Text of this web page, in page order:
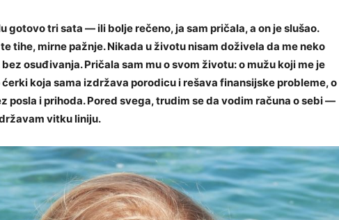
gotovo tri sata — ili bolje rečeno, ja sam pričala, a on je slušao.
tihe, mirne pažnje. Nikada u životu nisam doživela da me neko
osuđivanja. Pričala sam mu o svom životu: o mužu koji me je
koja sama izdržava porodicu i rešava finansijske probleme, o
posla i prihoda. Pored svega, trudim se da vodim računa o sebi —
vitku liniju.